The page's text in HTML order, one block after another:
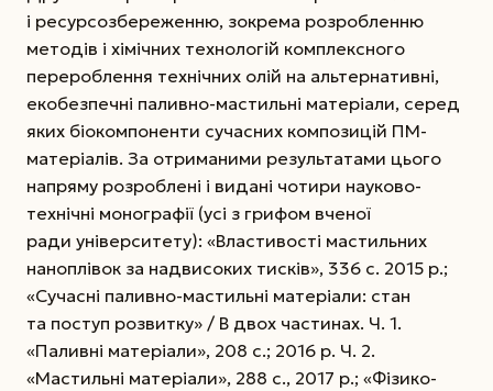
і ресурсозбереженню, зокрема розробленню
методів і хімічних технологій комплексного
перероблення технічних олій на альтернативні,
екобезпечні паливно-мастильні матеріали, серед
яких біокомпоненти сучасних композицій ПМ-
матеріалів. За отриманими результатами цього
напряму розроблені і видані чотири науково-
технічні монографії (усі з грифом вченої
ради університету): «Властивості мастильних
наноплівок за надвисоких тисків», 336 с. 2015 р.;
«Сучасні паливно-мастильні матеріали: стан
та поступ розвитку» / В двох частинах. Ч. 1.
«Паливні матеріали», 208 с.; 2016 р. Ч. 2.
«Мастильні матеріали», 288 с., 2017 р.; «Фізико-